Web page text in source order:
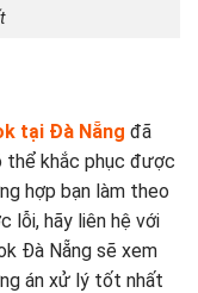
tại Đà Nẵng đã
thể khắc phục được
hợp bạn làm theo
lỗi, hãy liên hệ với
Đà Nẵng sẽ xem
án xử lý tốt nhất